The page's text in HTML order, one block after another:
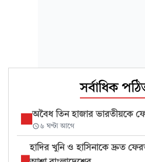
সর্বাধিক
অবৈধ তিন হাজার ভারতীয়কে
৬ ঘণ্টা আগে
হাদির খুনি ও হাসিনাকে দ্রুত